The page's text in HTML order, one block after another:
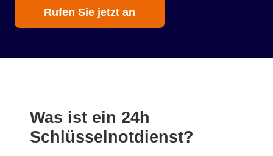
Rufen Sie jetzt an
Was ist ein 24h
Schlüsselnotdienst?